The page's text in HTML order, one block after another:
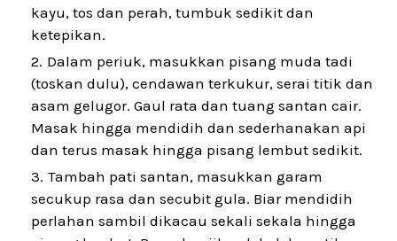
kayu, tos dan perah, tumbuk sedikit dan
ketepikan.
Dalam periuk, masukkan pisang muda tadi
(toskan dulu), cendawan terkukur, serai titik dan
asam gelugor. Gaul rata dan tuang santan cair.
Masak hingga mendidih dan sederhanakan api
dan terus masak hingga pisang lembut sedikit.
Tambah pati santan, masukkan garam
secukup rasa dan secubit gula. Biar mendidih
perlahan sambil dikacau sekali sekala hingga